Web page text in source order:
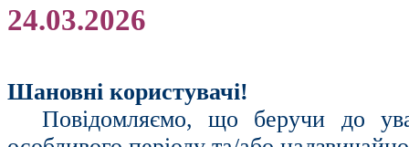
24.03.2026
Шановні користувачі!
Повідомляємо, що беручи до